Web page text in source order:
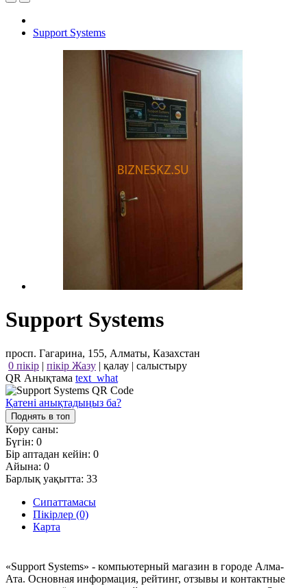
Support Systems
Support Systems
просп. Гагарина, 155, Алматы, Казахстан
0 пікір | пікір Жазу | қалау | салыстыру
QR Анықтама text_what
Қатені анықтадыңыз ба?
Поднять в топ
Көру саны:
Бүгін: 0
Бір аптадан кейін: 0
Айына: 0
Барлық уақытта: 33
Сипаттамасы
Пікірлер (0)
Карта
«Support Systems» - компьютерный магазин в городе Алма-
Ата. Основная информация, рейтинг, отзывы и контактные